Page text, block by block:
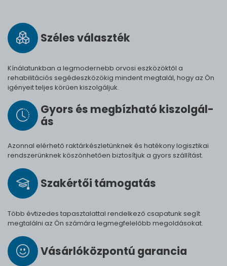
Széles vá­lasz­ték
Kínálatunkban a legmodernebb orvosi eszközöktől a
rehabilitációs segédeszközökig mindent megtalál, hogy az Ön
igényeit teljes körűen kiszolgáljuk.
Gyors és meg­bíz­ha­tó ki­szol­gál­
ás
Azonnal elérhető raktárkészletünknek és hatékony logisztikai
rendszerünknek köszönhetően biztosítjuk a gyors szállítást.
Szak­értői tá­mo­ga­tás
Több évtizedes tapasztalattal rendelkező csapatunk segít
megtalálni az Ön számára legmegfelelőbb megoldásokat.
Vásárló­köz­pontú ga­ran­cia